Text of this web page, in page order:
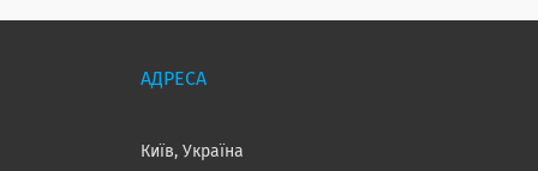
Київ, Україна